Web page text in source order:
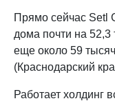
Прямо сейчас Setl
дома почти на 52,3
еще около 59
(Краснодарский
Работает холдинг